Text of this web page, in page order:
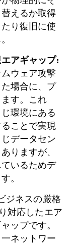
えるか取得
り復旧に使
アギャップ:
ウェア攻撃
場合に、プ
す。これ
環境にある
ことで実現
データセン
りますが、
いるためデ
。
ジネスの厳格
対応したエア
ップです。
ネットワー